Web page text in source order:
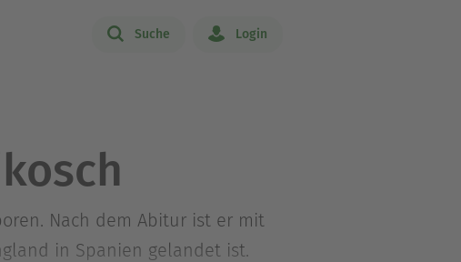
Suche Login
Nach dem Abitur ist er mit
in Spanien gelandet ist.